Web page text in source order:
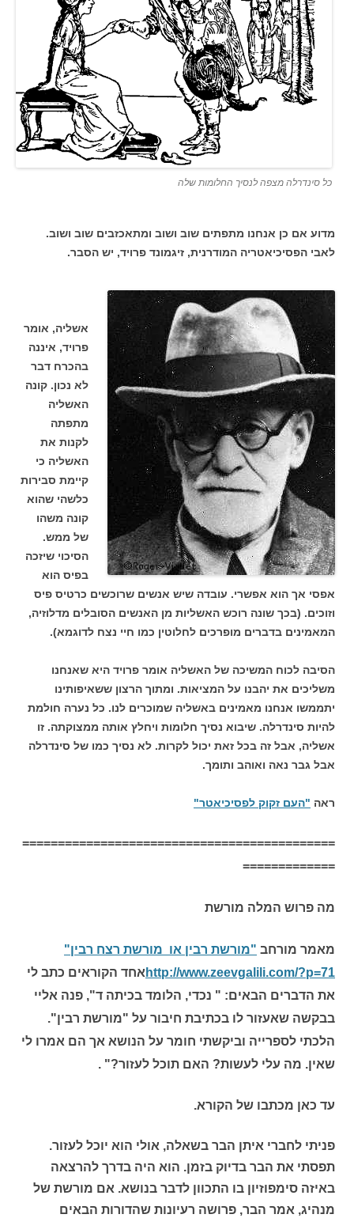
כל סינדרלה מצפה לנסיך החלומות שלה
מדוע אם כן אנחנו מתפתים שוב ושוב ומתאכזבים שוב ושוב.
לאבי הפסיכיאטריה המודרנית, זיגמונד פרויד, יש הסבר.
אשליה, אומר
פרויד, איננה
בהכרח דבר
לא נכון. קונה
האשליה
מתפתה
לקנות את
האשליה כי
קיימת סבירות
כלשהי שהוא
קונה משהו
של ממש.
הסיכוי שיזכה
בפיס הוא
אפסי אך הוא אפשרי. עובדה שיש אנשים שרוכשים כרטיס פיס
וזוכים. (בכך שונה רוכש האשליות מן האנשים הסובלים מדלוזיה,
המאמינים בדברים מופרכים לחלוטין כמו חיי נצח לדוגמא).
הסיבה לכוח המשיכה של האשליה אומר פרויד היא שאנחנו
משליכים את יהבנו על המציאות. ומתוך הרצון ששאיפותינו
יתממשו אנחנו מאמינים באשליה שמוכרים לנו. כל נערה חולמת
להיות סינדרלה. שיבוא נסיך חלומות ויחלץ אותה ממצוקתה. זו
אשליה, אבל זה בכל זאת יכול לקרות. לא נסיך כמו של סינדרלה
אבל גבר נאה ואוהב ותומך.
ראה "העם זקוק לפסיכיאטר"
============================================
=============
מה פרוש המלה מורשת
מאמר מורחב "מורשת רבין או מורשת רצח רבין"
http://www.zeevgalili.com/?p=71 אחד הקוראים כתב לי
את הדברים הבאים: " נכדי, הלומד בכיתה ד", פנה אליי
בבקשה שאעזור לו בכתיבת חיבור על "מורשת רבין".
הלכתי לספרייה וביקשתי חומר על הנושא אך הם אמרו לי
שאין. מה עלי לעשות? האם תוכל לעזור?" .
עד כאן מכתבו של הקורא.
פניתי לחברי איתן הבר בשאלה, אולי הוא יוכל לעזור.
תפסתי את הבר בדיוק בזמן. הוא היה בדרך להרצאה
באיזה סימפוזיון בו התכוון לדבר בנושא. אם מורשת של
מנהיג, אמר הבר, פרושה רעיונות שהדורות הבאים